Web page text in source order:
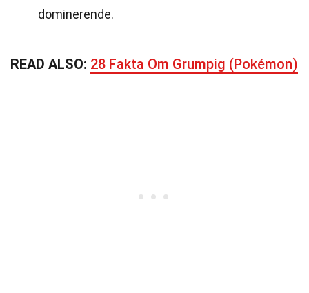
dominerende.
READ ALSO: 28 Fakta Om Grumpig (Pokémon)